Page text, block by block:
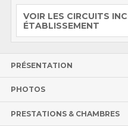
VOIR LES CIRCUITS
ÉTABLISSEMENT
PRÉSENTATION
PHOTOS
PRESTATIONS & CHAMBRES